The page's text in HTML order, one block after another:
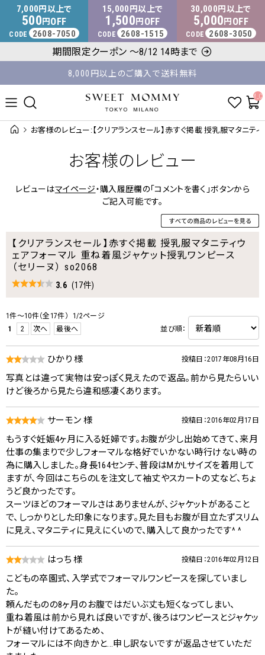
マタニティウェア・授乳服のスウィートマミー
7,000円以上で
500円OFF
CODE 2608-7050
15,000 円以上で
1,500 円 OFF
CODE 2608-1515
30,000 円以上で
5,000 円 OFF
CODE 2608-3050
期間限定クーポン ～8/12 14時まで
平日14時 / 土日祝12時まで のご注文で当日出荷！
8,000円以上のご購入で送料無料
お客様のレビュー:【クリアランスセール】赤すぐ掲載 授乳服マタニテ
お客様のレビュー
レビューはマイページ・購入履歴欄の「コメントを書く」ボタンから
ご記入可能です。
【クリアランスセール】赤すぐ掲載 授乳服マタニティウ
ェアフォーマル 重ね着風ジャケット授乳ワンピース
（セリーヌ） so2068
3.6 (17件)
1件～10件（全17件） 1/2ページ
1
2 次へ 最後へ 並び順：
ひかり 様 投稿日：2017年08月16日
写真とは違って実物は安っぽく見えたので返品。前から見たらいい
けど後ろから見たら違和感凄くあります。
サーモン 様 投稿日：2016年02月17日
もうすぐ妊娠4ヶ月に入る妊婦です。お腹が少し出始めてきて、来月
仕事の集まりで少しフォーマルな格好でいかない時行けない時の
為に購入しました。身長164センチ、普段はMかLサイズを着用して
ますが、今回はこちらのLを注文して袖丈やスカートの丈など、ちょ
うど良かったです。
スーツほどのフォーマルさはありませんが、ジャケットがあること
で、しっかりとした印象になります。見た目もお腹が目立たずスリム
に見え、マタニティに見えにくいので、購入して良かったです^ ^
はっち 様 投稿日：2016年02月12日
こどもの卒園式、入学式でフォーマルワンピースを探していまし
た。
頼んだものの8ヶ月のお腹ではだいぶ丈も短くなってしまい、
重ね着風は前から見れば良いですが、後ろはワンピースとジャケッ
トが縫い付けてあるため、
フォーマルには不向きかと...申し訳ないですが返品させていただ